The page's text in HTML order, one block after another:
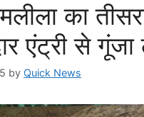
का
एंट्री से
by Quick News